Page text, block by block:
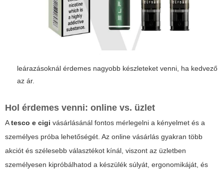
leárazásoknál érdemes nagyobb készleteket venni, ha kedvező
az ár.
Hol érdemes venni: online vs. üzlet
Atesco e cigi vásárlásánál fontos mérlegelni a kényelmet és a
személyes próba lehetőségét. Az online vásárlás gyakran több
akciót és szélesebb választékot kínál, viszont az üzletben
személyesen kipróbálhatod a készülék súlyát, ergonomikáját, és